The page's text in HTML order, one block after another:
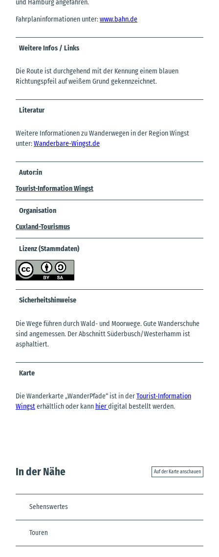
und Hamburg angefahren.
Fahrplaninformationen unter:www.bahn.de
Weitere Infos / Links
Die Route ist durchgehend mit der Kennung einem blauen
Richtungspfeil auf weißem Grund gekennzeichnet.
Literatur
Weitere Informationen zu Wanderwegen in der Region Wingst
unter:Wanderbare-Wingst.de
Autor:in
Tourist-Information Wingst
Organisation
Cuxland-Tourismus
Lizenz (Stammdaten)
Sicherheitshinweise
Die Wege führen durch Wald- und Moorwege. Gute Wanderschuhe
sind angemessen. Der Abschnitt Süderbusch/Westerhamm ist
asphaltiert.
Karte
Die Wanderkarte „WanderPfade“ ist in derTourist-Information
Wingsterhältlich oder kann hierdigital bestellt werden.
In der Nähe Auf der Karte anschauen
Sehenswertes
Touren